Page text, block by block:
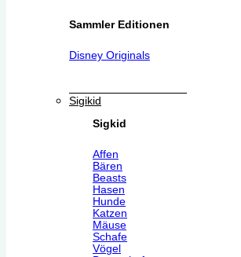
Sammler Editionen
Disney Originals
Sigikid
Sigkid
Affen
Bären
Beasts
Hasen
Hunde
Katzen
Mäuse
Schafe
Vögel